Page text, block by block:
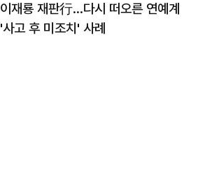
이재룡 재판行…다시 떠오른 연예계
'사고 후 미조치' 사례